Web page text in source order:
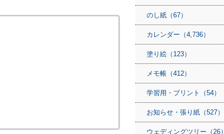
のし紙（67）
カレンダー（4,736）
塗り絵（123）
メモ帳（412）
学習用・プリント（54）
お知らせ・張り紙（527）
ウェディングツリー（26）